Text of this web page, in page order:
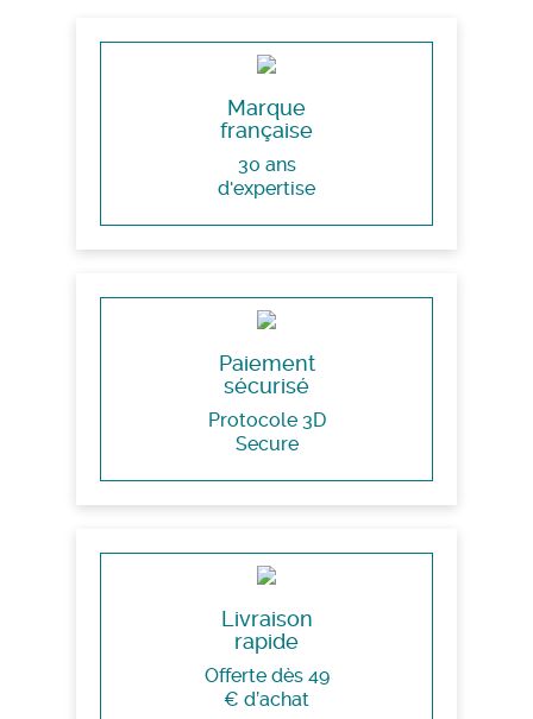
Marque
française
30 ans
d'expertise
Paiement
sécurisé
Protocole 3D
Secure
Livraison
rapide
Offerte dès 49
€ d’achat